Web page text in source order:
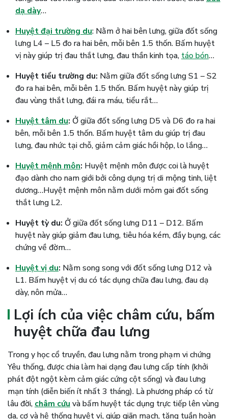
dạ dày…
Huyệt đại trường du: Nằm ở hai bên lưng, giữa đốt sống
lưng L4 – L5 đo ra hai bên, mỗi bên 1.5 thốn. Bấm huyệt
vị này giúp trị đau thắt lưng, đau thần kinh tọa, táo bón…
Huyệt tiểu trường du: Nằm giữa đốt sống lưng S1 – S2
đo ra hai bên, mỗi bên 1.5 thốn. Bấm huyệt này giúp trị
đau vùng thắt lưng, đái ra máu, tiểu rắt…
Huyệt tâm du: Ở giữa đốt sống lưng D5 và D6 đo ra hai
bên, mỗi bên 1.5 thốn. Bấm huyệt tâm du giúp trị đau
lưng, đau nhức tại chỗ, giảm cảm giác hồi hộp, lo lắng…
Huyệt mệnh môn: Huyệt mệnh môn được coi là huyệt
đạo dành cho nam giới bởi công dụng trị di mộng tinh, liệt
dương…Huyệt mệnh môn nằm dưới mỏm gai đốt sống
thắt lưng L2.
Huyệt tỳ du: Ở giữa đốt sống lưng D11 – D12. Bấm
huyệt này giúp giảm đau lưng, tiêu hóa kém, đầy bụng, các
chứng về đờm…
Huyệt vị du: Nằm song song với đốt sống lưng D12 và
L1. Bấm huyệt vị du có tác dụng chữa đau lưng, đau dạ
dày, nôn mửa…
Lợi ích của việc châm cứu, bấm
huyệt chữa đau lưng
Trong y học cổ truyền, đau lưng nằm trong phạm vi chứng
Yêu thống, được chia làm hai dạng đau lưng cấp tính (khởi
phát đột ngột kèm cảm giác cứng cột sống) và đau lưng
mạn tính (diễn biến ít nhất 3 tháng). Là phương pháp có từ
lâu đời, châm cứu và bấm huyệt tác dụng trực tiếp lên vùng
da, cơ và hệ thống huyệt vị, giúp giãn mạch, tăng tuần hoàn